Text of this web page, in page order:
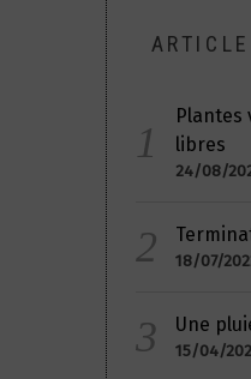
Plantes
libres
24/08/
18/07/
Une
15/04/